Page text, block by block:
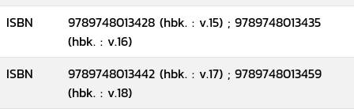
ISBN
9789748013428 (hbk. : v.15) ; 9789748013435
(hbk. : v.16)
ISBN
9789748013442 (hbk. : v.17) ; 9789748013459
(hbk. : v.18)